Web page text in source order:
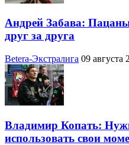
Андрей Забава:
друг за друга
Betera-Экстралига 09 августа
Владимир Копать:
использовать свои